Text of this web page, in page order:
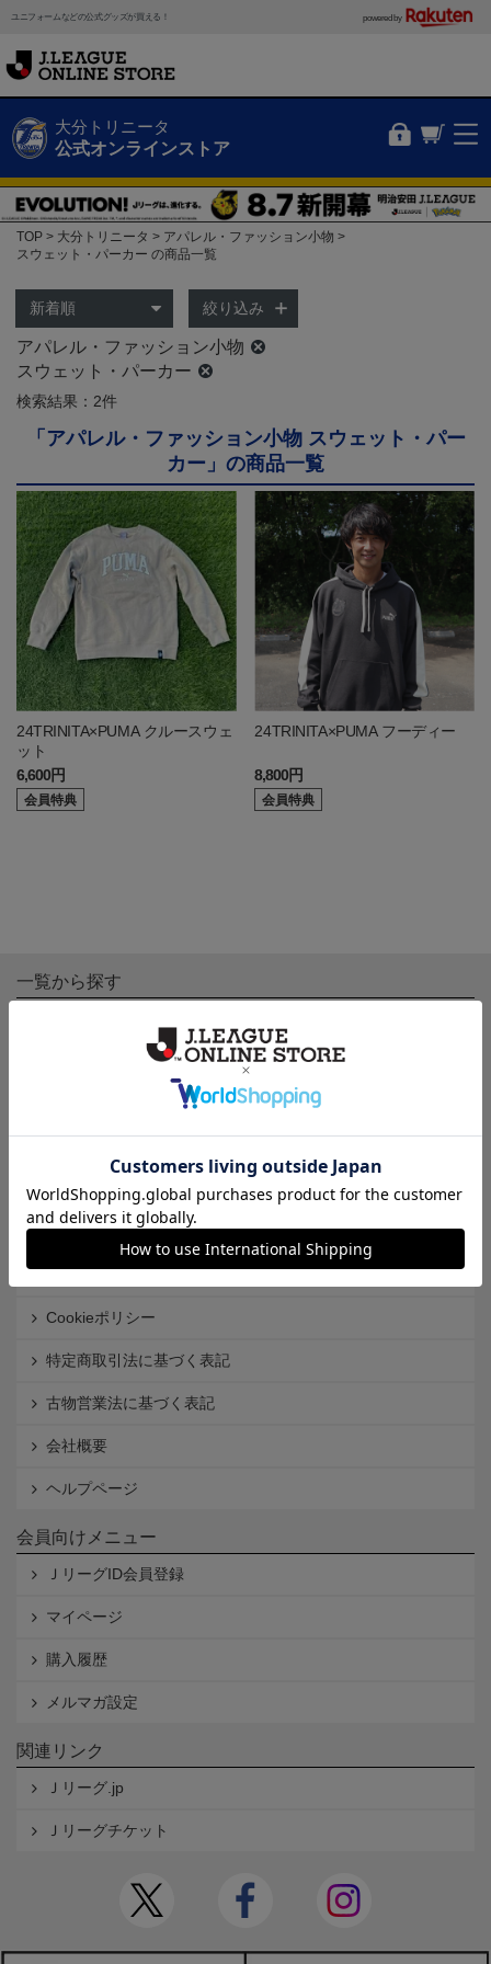
ユニフォームなどの公式グッズが買える！ powered by
大分トリニータ
公式オンラインストア
TOP 大分トリニータ
アパレル・ファッション小物
スウェット・パーカー の商品一覧
絞り込み
アパレル・ファッション小物
スウェット・パーカー
検索結果：2件
「アパレル・ファッション小物 スウェット・パー
カー」の商品一覧
24TRINITA×PUMA クルースウェ
ット
6,600円
会員特典
24TRINITA×PUMA フーディー
8,800円
会員特典
一覧から探す
クラブから探す
Ｊ2
Ｊリーグオンラインストアとは
利用規約
個人情報保護方針
Cookieポリシー
特定商取引法に基づく表記
古物営業法に基づく表記
会社概要
ヘルプページ
会員向けメニュー
ＪリーグID会員登録
マイページ
購入履歴
メルマガ設定
関連リンク
Ｊリーグ.jp
Ｊリーグチケット